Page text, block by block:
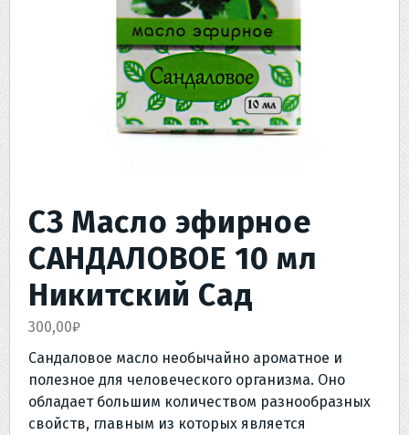
СЗ Масло эфирное
САНДАЛОВОЕ 10 мл
Никитский Сад
300,00₽
Сандаловое масло необычайно ароматное и
полезное для человеческого организма. Оно
обладает большим количеством разнообразных
свойств, главным из которых является